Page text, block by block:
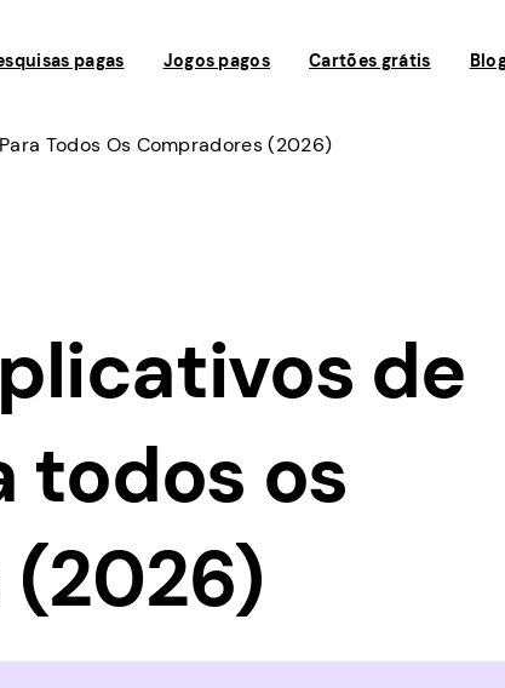
pagas Jogos pagos Cartões grátis
Todos Os Compradores (2026)
de
todos os